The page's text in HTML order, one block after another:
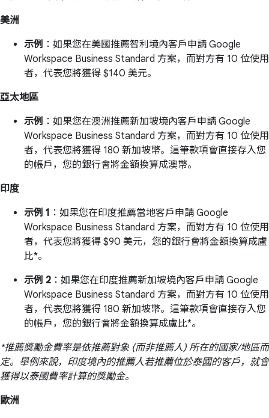
美洲
示例 ：如果您在美國推薦智利境內客戶申請 Google
Workspace Business Standard 方案，而對方有 10 位使用
者，代表您將獲得 $140 美元。
亞太地區
示例 ：如果您在澳洲推薦新加坡境內客戶申請 Google
Workspace Business Standard 方案，而對方有 10 位使用
者，代表您將獲得 180 新加坡幣。這筆款項會直接存入您
的帳戶，您的銀行會將金額換算成澳幣。
印度
示例 1 ：如果您在印度推薦當地客戶申請 Google
Workspace Business Standard 方案，而對方有 10 位使用
者，代表您將獲得 $90 美元，您的銀行會將金額換算成盧
比*。
示例 2 ：如果您在印度推薦新加坡境內客戶申請 Google
Workspace Business Standard 方案，而對方有 10 位使用
者，代表您將獲得 180 新加坡幣。這筆款項會直接存入您
的帳戶，您的銀行會將金額換算成盧比*。
*推薦獎勵金費率是依推薦對象 (而非推薦人) 所在的國家/地區而
定。舉例來說，印度境內的推薦人若推薦位於泰國的客戶，就會
獲得以泰國費率計算的獎勵金。
歐洲